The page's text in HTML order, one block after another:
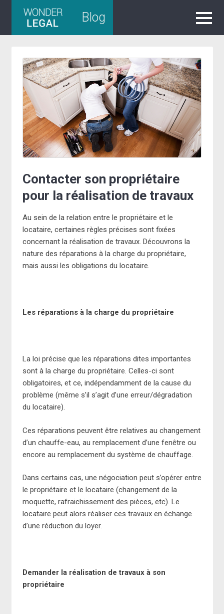
Blog
Contacter son propriétaire
pour la réalisation de travaux
Au sein de la relation entre le propriétaire et le
locataire, certaines règles précises sont fixées
concernant la réalisation de travaux. Découvrons la
nature des réparations à la charge du propriétaire,
mais aussi les obligations du locataire.
Les réparations à la charge du propriétaire
La loi précise que les réparations dites importantes
sont à la charge du propriétaire. Celles-ci sont
obligatoires, et ce, indépendamment de la cause du
problème (même s’il s’agit d’une erreur/dégradation
du locataire).
Ces réparations peuvent être relatives au changement
d’un chauffe-eau, au remplacement d’une fenêtre ou
encore au remplacement du système de chauffage.
Dans certains cas, une négociation peut s’opérer entre
le propriétaire et le locataire (changement de la
moquette, rafraichissement des pièces, etc). Le
locataire peut alors réaliser ces travaux en échange
d’une réduction du loyer.
Demander la réalisation de travaux à son
propriétaire